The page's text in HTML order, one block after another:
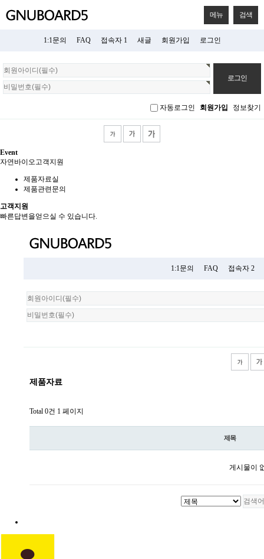
메뉴 검색
1:1문의 FAQ 접속자 1 새글 회원가입 로그인
회
원
로
자동로그인 회원가입 정보찾기
Event
자연바이오고객지원
제품자료실
제품관련문의
고객지원
빠른답변을얻으실 수 있습니다.